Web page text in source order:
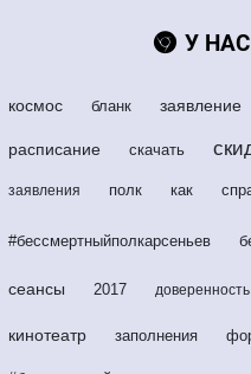
У
космос бланк заявление
расписание скачать
заявления полк как
#бессмертныйполкарсеньев
сеансы 2017 доверенность
кинотеатр заполнения